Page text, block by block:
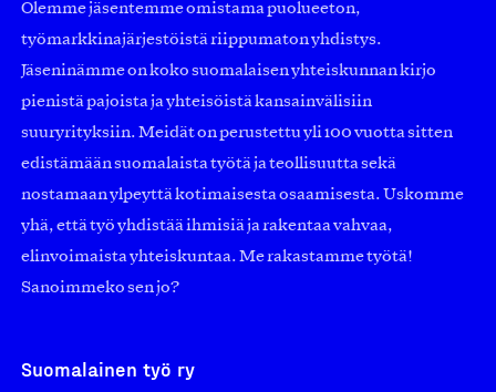
Olemme jäsentemme omistama puolueeton,
työmarkkinajärjestöistä riippumaton yhdistys.
Jäseninämme on koko suomalaisen yhteiskunnan kirjo
pienistä pajoista ja yhteisöistä kansainvälisiin
suuryrityksiin. Meidät on perustettu yli 100 vuotta sitten
edistämään suomalaista työtä ja teollisuutta sekä
nostamaan ylpeyttä kotimaisesta osaamisesta. Uskomme
yhä, että työ yhdistää ihmisiä ja rakentaa vahvaa,
elinvoimaista yhteiskuntaa. Me rakastamme työtä!
Sanoimmeko sen jo?
Suomalainen työ ry